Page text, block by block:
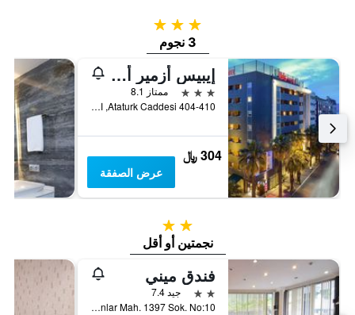
3 نجوم
3 نجوم
إيبيس أزمير ألسانجاك
3 نجوم
ممتاز 8.1
Ataturk Caddesi 404-410, ازمير, تركيا
304 ﷼
عرض الصفقة
2 نجمتين
نجمتين أو أقل
فندق ميني
2 نجمتين
جيد 7.4
Kahramanlar Mah. 1397 Sok. No:10, ازمير, تركيا